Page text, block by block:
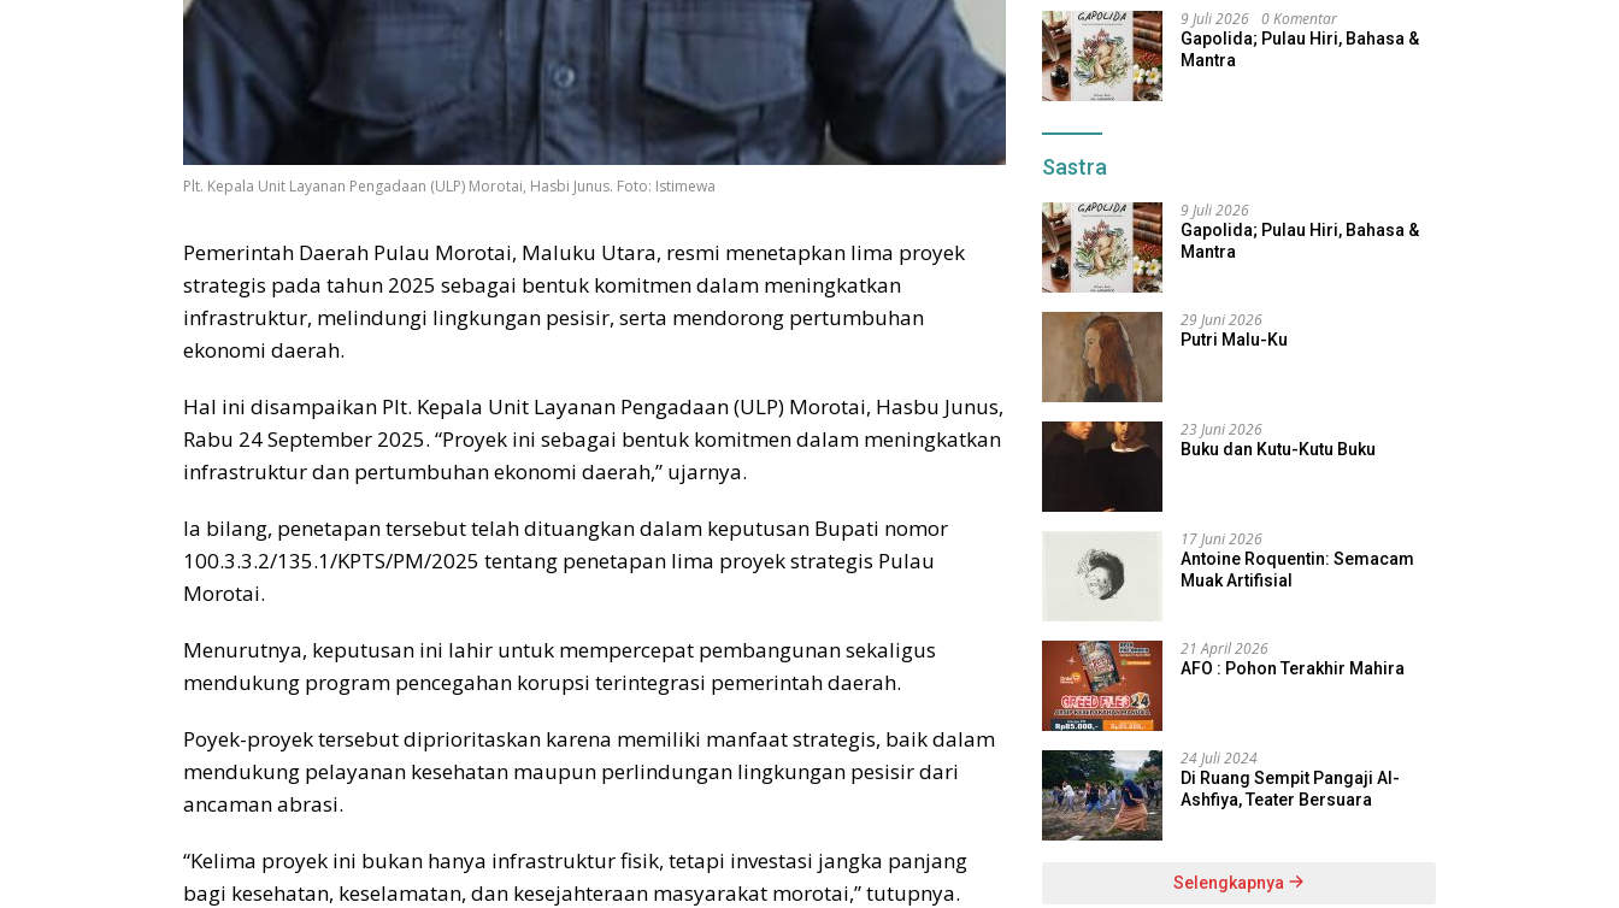
Plt. Kepala Unit Layanan Pengadaan (ULP) Morotai, Hasbi Junus. Foto: Istimewa
Pemerintah Daerah Pulau Morotai, Maluku Utara, resmi menetapkan lima proyek
strategis pada tahun 2025 sebagai bentuk komitmen dalam meningkatkan
infrastruktur, melindungi lingkungan pesisir, serta mendorong pertumbuhan
ekonomi daerah.
Hal ini disampaikan Plt. Kepala Unit Layanan Pengadaan (ULP) Morotai, Hasbu Junus,
Rabu 24 September 2025. “Proyek ini sebagai bentuk komitmen dalam meningkatkan
infrastruktur dan pertumbuhan ekonomi daerah,” ujarnya.
Ia bilang, penetapan tersebut telah dituangkan dalam keputusan Bupati nomor
100.3.3.2/135.1/KPTS/PM/2025 tentang penetapan lima proyek strategis Pulau
Morotai.
Menurutnya, keputusan ini lahir untuk mempercepat pembangunan sekaligus
mendukung program pencegahan korupsi terintegrasi pemerintah daerah.
Poyek-proyek tersebut diprioritaskan karena memiliki manfaat strategis, baik dalam
mendukung pelayanan kesehatan maupun perlindungan lingkungan pesisir dari
ancaman abrasi.
“Kelima proyek ini bukan hanya infrastruktur fisik, tetapi investasi jangka panjang
bagi kesehatan, keselamatan, dan kesejahteraan masyarakat morotai,” tutupnya.
9 Juli 2026 0 Komentar
Gapolida; Pulau Hiri, Bahasa &
Mantra
Sastra
9 Juli 2026
Gapolida; Pulau Hiri, Bahasa &
Mantra
29 Juni 2026
Putri Malu-Ku
23 Juni 2026
Buku dan Kutu-Kutu Buku
17 Juni 2026
Antoine Roquentin: Semacam
Muak Artifisial
21 April 2026
AFO : Pohon Terakhir Mahira
24 Juli 2024
Di Ruang Sempit Pangaji Al-
Ashfiya, Teater Bersuara
Selengkapnya